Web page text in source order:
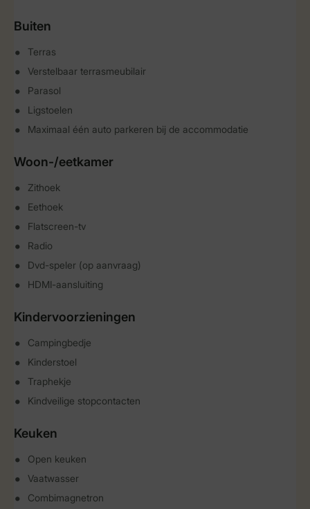
Buiten
Terras
Verstelbaar terrasmeubilair
Parasol
Ligstoelen
Maximaal één auto parkeren bij de accommodatie
Woon-/eetkamer
Zithoek
Eethoek
Flatscreen-tv
Radio
Dvd-speler (op aanvraag)
HDMI-aansluiting
Kindervoorzieningen
Campingbedje
Kinderstoel
Traphekje
Kindveilige stopcontacten
Keuken
Open keuken
Vaatwasser
Combimagnetron